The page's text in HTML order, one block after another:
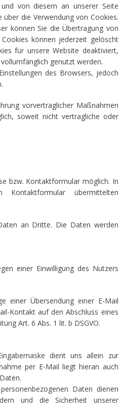
von diesem an unserer Seite
die Verwendung von Cookies.
können Sie die Übertragung von
können jederzeit gelöscht
für unsere Website deaktiviert,
genutzt werden.
des Browsers, jedoch
vorvertraglicher Maßnahmen
soweit nicht vertragliche oder
bzw. Kontaktformular möglich. In
übermittelten
an Dritte. Die Daten werden
einer Einwilligung des Nutzers
einer Übersendung einer E-Mail
Kontakt auf den Abschluss eines
Art. 6 Abs. 1 lit. b DSGVO.
dient uns allein zur
per E-Mail liegt hieran auch
Daten dienen
und die Sicherheit unserer